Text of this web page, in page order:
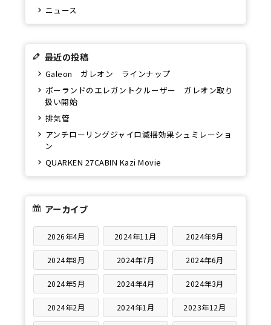
ニュース
最近の投稿
Galeon ガレオン ラインナップ
ポーランドのエレガントクルーザー ガレオン取り
扱い開始
排気管
アンチローリングジャイロ減揺効果シュミレーショ
ン
QUARKEN 27CABIN Kazi Movie
アーカイブ
2026年4月 2024年11月 2024年9月
2024年8月 2024年7月 2024年6月
2024年5月 2024年4月 2024年3月
2024年2月 2024年1月 2023年12月